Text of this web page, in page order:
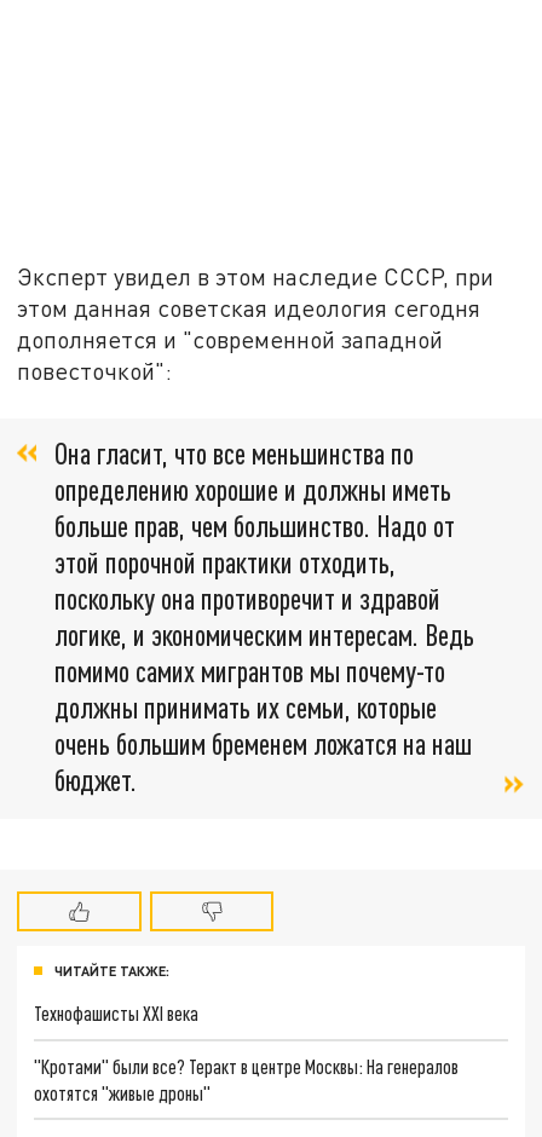
Эксперт увидел в этом наследие СССР, при
этом данная советская идеология сегодня
дополняется и "современной западной
повесточкой":
Она гласит, что все меньшинства по
определению хорошие и должны иметь
больше прав, чем большинство. Надо от
этой порочной практики отходить,
поскольку она противоречит и здравой
логике, и экономическим интересам. Ведь
помимо самих мигрантов мы почему-то
должны принимать их семьи, которые
очень большим бременем ложатся на наш
бюджет.
ЧИТАЙТЕ ТАКЖЕ:
Технофашисты XXI века
"Кротами" были все? Теракт в центре Москвы: На генералов
охотятся "живые дроны"